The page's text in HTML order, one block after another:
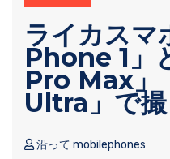
ライカス
Phone 1」
Pro Max」
Ultra」で
沿って mobilephones